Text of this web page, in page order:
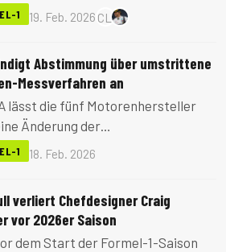
180 Grad drehen kann. Trotz
Probleme könnte die
bedeuten.
1 19. Feb. 2026 CL
Abstimmung über umstrittene
Messverfahren an
lässt die fünf Motorenhersteller
Änderung der
Messung
nachdem Mercedes
zu haben.
1 18. Feb. 2026
verliert Chefdesigner Craig
vor 2026er Saison
dem Start der Formel-1-Saison